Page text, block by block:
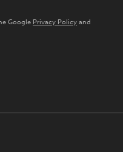
Google Privacy Policyand